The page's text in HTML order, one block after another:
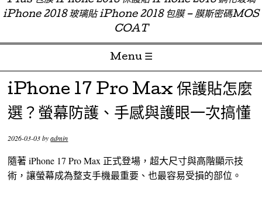
iPhone 2018 玻璃貼 iPhone 2018 包膜 – 膜斯密碼MOS
COAT
Menu ☰
Skip to content
iPhone 17 Pro Max 保護貼怎麼
選？螢幕防護、手感與護眼一次搞懂
2026-03-03byadmin
隨著 iPhone 17 Pro Max 正式登場，超大尺寸與高階顯示技
術，讓螢幕成為整支手機最重要、也最容易受損的部位。